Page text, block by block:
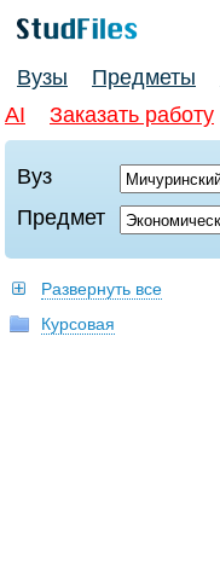
Вузы Предметы
AI
Заказать работу
Вуз
Предмет
Развернуть все
Курсовая